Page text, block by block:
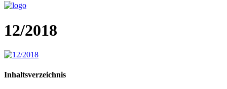
12/2018
Inhaltsverzeichnis